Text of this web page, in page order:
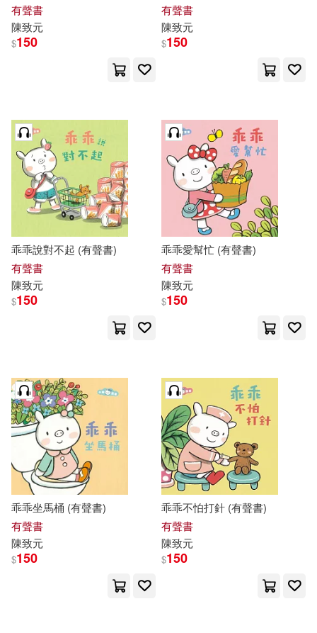
有聲書
陳致元
$150
有聲書
陳致元
$150
乖乖說對不起 (有聲書)
有聲書
陳致元
$150
乖乖愛幫忙 (有聲書)
有聲書
陳致元
$150
乖乖坐馬桶 (有聲書)
有聲書
陳致元
$150
乖乖不怕打針 (有聲書)
有聲書
陳致元
$150